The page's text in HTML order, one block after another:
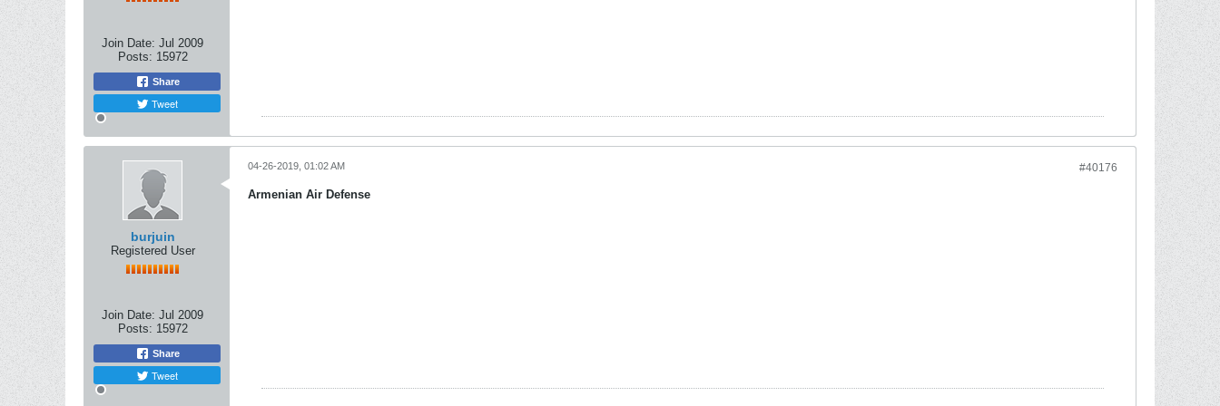
Join Date: Jul 2009
Posts: 15972
Share
Tweet
burjuin
Registered User
Join Date: Jul 2009
Posts: 15972
Share
Tweet
#40176
04-26-2019, 01:02 AM
Armenian Air Defense